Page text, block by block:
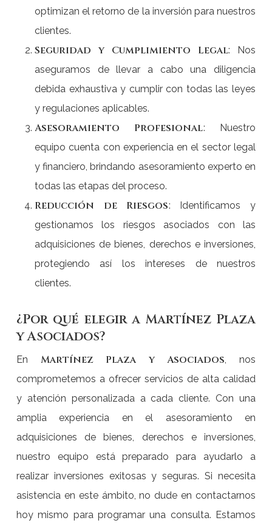
optimizan el retorno de la inversión para nuestros
clientes.
Seguridad y Cumplimiento Legal: Nos
aseguramos de llevar a cabo una diligencia
debida exhaustiva y cumplir con todas las leyes
y regulaciones aplicables.
Asesoramiento Profesional: Nuestro
equipo cuenta con experiencia en el sector legal
y financiero, brindando asesoramiento experto en
todas las etapas del proceso.
Reducción de Riesgos: Identificamos y
gestionamos los riesgos asociados con las
adquisiciones de bienes, derechos e inversiones,
protegiendo así los intereses de nuestros
clientes.
¿Por qué elegir a Martínez Plaza
y Asociados?
En Martínez Plaza y Asociados, nos
comprometemos a ofrecer servicios de alta calidad
y atención personalizada a cada cliente. Con una
amplia experiencia en el asesoramiento en
adquisiciones de bienes, derechos e inversiones,
nuestro equipo está preparado para ayudarlo a
realizar inversiones exitosas y seguras. Si necesita
asistencia en este ámbito, no dude en contactarnos
hoy mismo para programar una consulta. Estamos